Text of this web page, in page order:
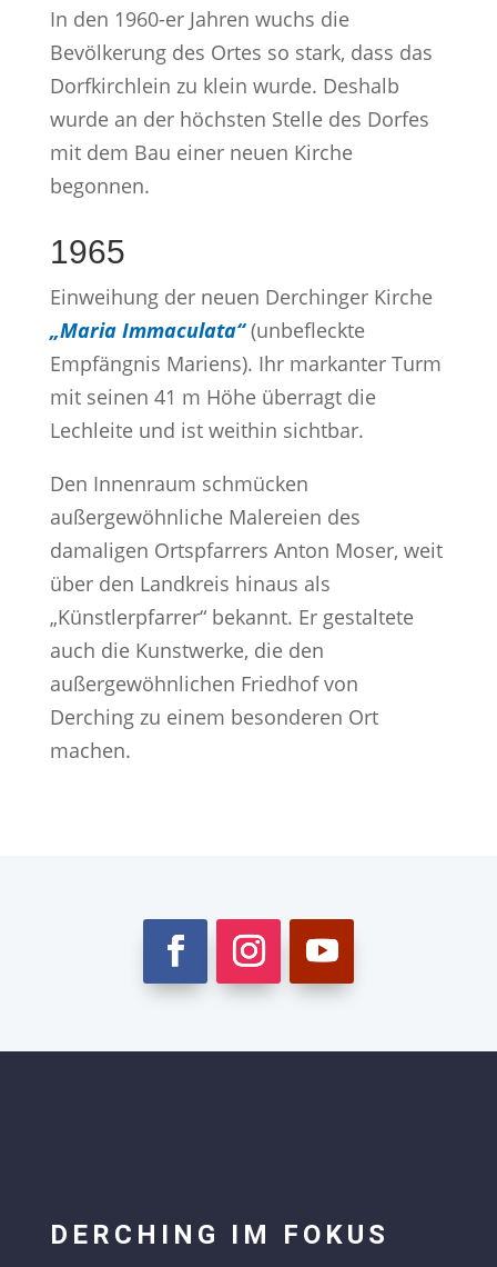
In den 1960-er Jahren wuchs die
Bevölkerung des Ortes so stark, dass das
Dorfkirchlein zu klein wurde. Deshalb
wurde an der höchsten Stelle des Dorfes
mit dem Bau einer neuen Kirche
begonnen.
1965
Einweihung der neuen Derchinger Kirche
„Maria Immaculata“(unbefleckte
Empfängnis Mariens). Ihr markanter Turm
mit seinen 41 m Höhe überragt die
Lechleite und ist weithin sichtbar.
Den Innenraum schmücken
außergewöhnliche Malereien des
damaligen Ortspfarrers Anton Moser, weit
über den Landkreis hinaus als
„Künstlerpfarrer“ bekannt. Er gestaltete
auch die Kunstwerke, die den
außergewöhnlichen Friedhof von
Derching zu einem besonderen Ort
machen.
DERCHING IM FOKUS